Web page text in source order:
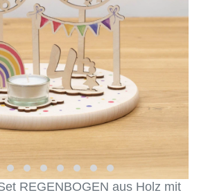
REGENBOGEN aus Holz mit